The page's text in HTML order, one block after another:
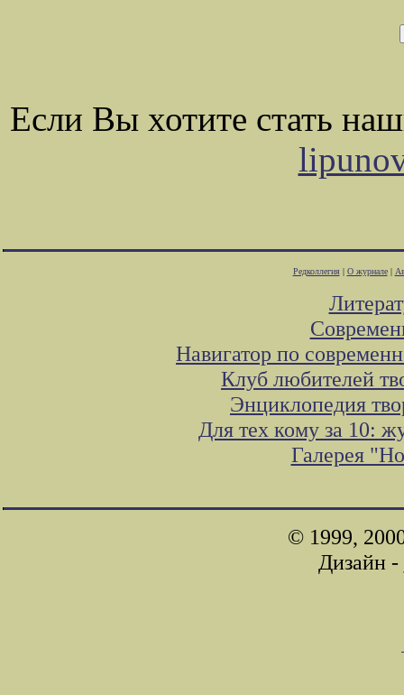
Если Вы хотите стать
Редколлегия| О журнале|
Навигатор по
Клуб любителей
Энциклопедия
Для тех кому за 10:
Галерея
© 1999,
Дизайн -